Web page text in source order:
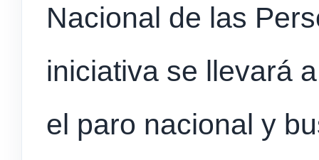
Nacional de las
iniciativa se llevará
el paro nacional y